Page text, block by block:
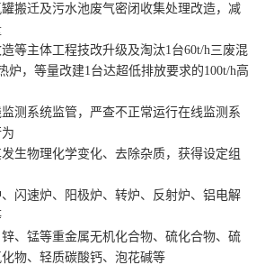
迁及污水池废气密闭收集处理改造，减
主体工程技改升级及淘汰1台60t/h三废混
炉，等量改建1台达超低排放要求的100t/h高
系统监管，严查不正常运行在线监测系
物理化学变化、去除杂质，获得设定组
速炉、阳极炉、转炉、反射炉、铝电解
锰等重金属无机化合物、硫化合物、硫
物、轻质碳酸钙、泡花碱等